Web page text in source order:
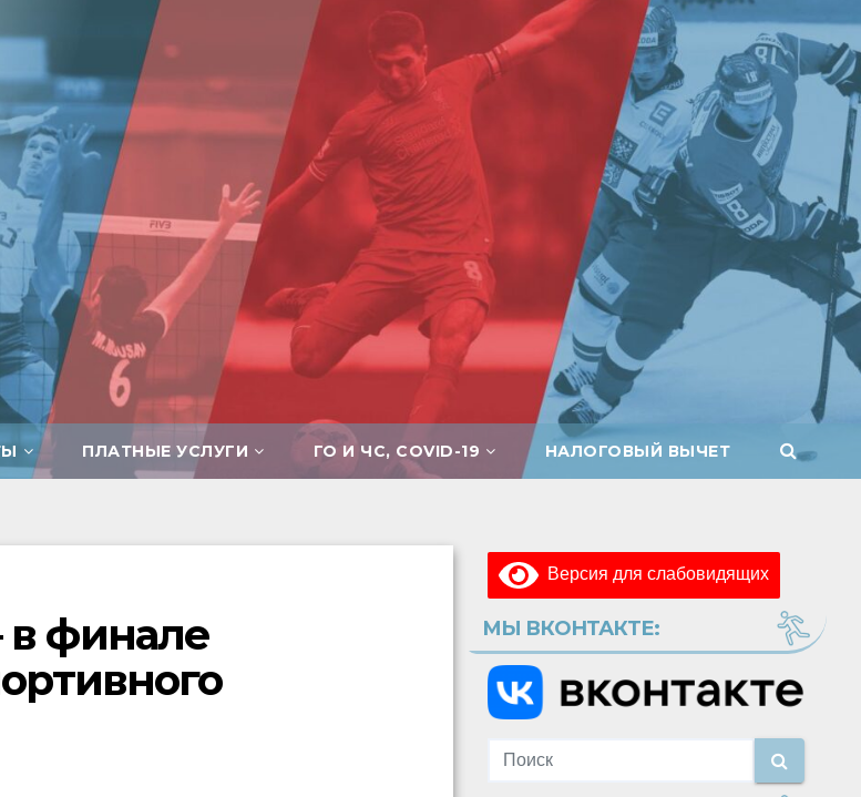
ПЛАТНЫЕ УСЛУГИ ГО И ЧС, COVID-19 НАЛОГОВЫЙ ВЫЧЕТ
финале
Версия для слабовидящих
МЫ ВКОНТАКТЕ: